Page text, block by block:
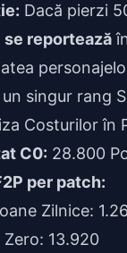
Dacă pierzi
reportează
singur rang
Costurilor în
C0: 28.800
per patch:
Zilnice:
13.920